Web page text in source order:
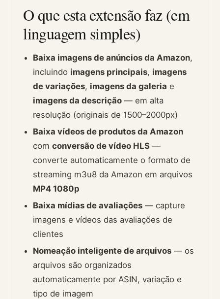
O que esta extensão faz (em
linguagem simples)
Baixa imagens de anúncios da Amazon,
incluindo imagens principais, imagens
de variações, imagens da galeria e
imagens da descrição — em alta
resolução (originais de 1500–2000px)
Baixa vídeos de produtos da Amazon
comconversão de vídeo HLS —
converte automaticamente o formato de
streaming m3u8 da Amazon em arquivos
MP4 1080p
Baixa mídias de avaliações — capture
imagens e vídeos das avaliações de
clientes
Nomeação inteligente de arquivos — os
arquivos são organizados
automaticamente por ASIN, variação e
tipo de imagem